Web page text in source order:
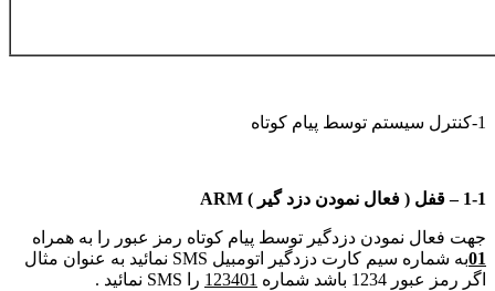
1-کنترل سیستم توسط پیام کوتاه
1-1
–قفل ( فعال نمودن دزد گیر ) ARM
جهت فعال نمودن دزدگیر توسط پیام کوتاه رمز عبور را به همراه
01
به شماره سیم کارت دزدگیر اتومبیل SMS نمائید به عنوان مثال
اگر رمز عبور 1234 باشد شماره
123401 را SMS نمائید .